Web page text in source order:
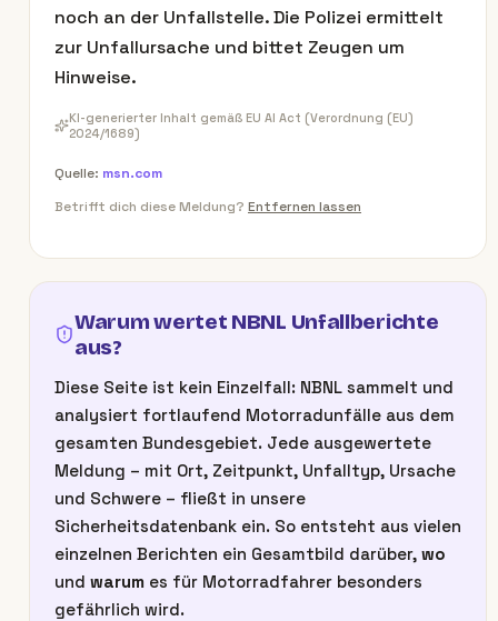
noch an der Unfallstelle. Die Polizei ermittelt
zur Unfallursache und bittet Zeugen um
Hinweise.
KI-generierter Inhalt gemäß EU AI Act (Verordnung (EU)
2024/1689)
Quelle: msn.com
Betrifft dich diese Meldung? Entfernen lassen
Warum wertet NBNL Unfallberichte
aus?
Diese Seite ist kein Einzelfall: NBNL sammelt und
analysiert fortlaufend Motorradunfälle aus dem
gesamten Bundesgebiet. Jede ausgewertete
Meldung – mit Ort, Zeitpunkt, Unfalltyp, Ursache
und Schwere – fließt in unsere
Sicherheitsdatenbank ein. So entsteht aus vielen
einzelnen Berichten ein Gesamtbild darüber, wo
und warum es für Motorradfahrer besonders
gefährlich wird.